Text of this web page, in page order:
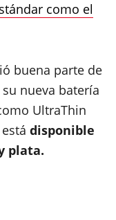
como el
buena parte de
nueva batería
UltraThin
disponible
plata.